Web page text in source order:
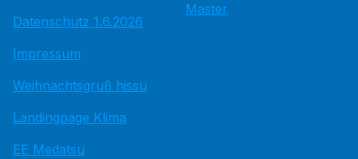
Datenschutz 1.6.2026
Impressum
Weihnachtsgruß hissu
Landingpage Klima
EE Medatsu
Master